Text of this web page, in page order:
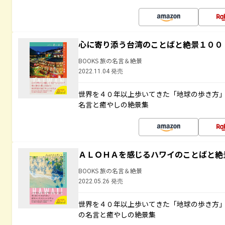
心に寄り添う台湾のことばと絶景１００
BOOKS 旅の名言＆絶景
2022.11.04 発売
世界を４０年以上歩いてきた「地球の歩き方
名言と癒やしの絶景集
ＡＬＯＨＡを感じるハワイのことばと
BOOKS 旅の名言＆絶景
2022.05.26 発売
世界を４０年以上歩いてきた「地球の歩き方
の名言と癒やしの絶景集